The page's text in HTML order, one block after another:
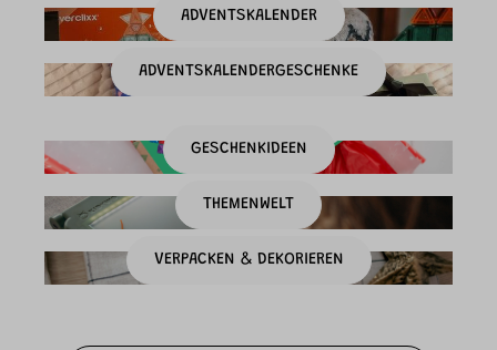
ADVENTSKALENDER
ADVENTSKALENDERGESCHENKE
GESCHENKIDEEN
THEMENWELT
VERPACKEN & DEKORIEREN